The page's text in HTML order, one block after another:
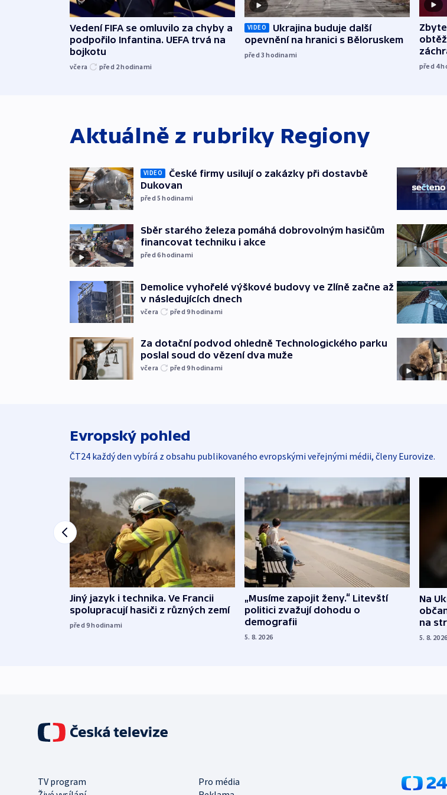
Vedení FIFA se omluvilo za chyby a
podpořilo Infantina. UEFA trvá na
bojkotu
včera před 2hodinami
VIDEO
Ukrajina buduje další
opevnění na hranici s Běloruskem
před 3hodinami
před 4
Aktuálně z rubriky Regiony
VIDEO
České firmy usilují o zakázky při dostavbě
Dukovan
před 5hodinami
Sběr starého železa pomáhá dobrovolným hasičům
financovat techniku i akce
před 6hodinami
Demolice vyhořelé výškové budovy ve Zlíně začne až
v následujících dnech
včera před 9hodinami
Za dotační podvod ohledně Technologického parku
poslal soud do vězení dva muže
včera před 9hodinami
Evropský pohled
ČT24 každý den vybírá z obsahu publikovaného evropskými veřejnými médii, členy Eurovize.
Jiný jazyk i technika. Ve Francii
spolupracují hasiči z různých zemí
před 9hodinami
„Musíme zapojit ženy.“ Litevští
politici zvažují dohodu o
demografii
5. 8. 2026
Na
na
5. 8. 2026
TV program
Pro média